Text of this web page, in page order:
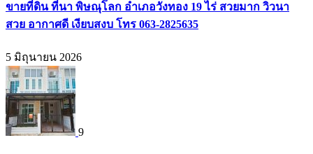
ขายที่ดิน ที่นา พิษณุโลก อำเภอวังทอง 19 ไร่ สวยมาก วิวนา
สวย อากาศดี เงียบสงบ โทร 063-2825635
5 มิถุนายน 2026
9